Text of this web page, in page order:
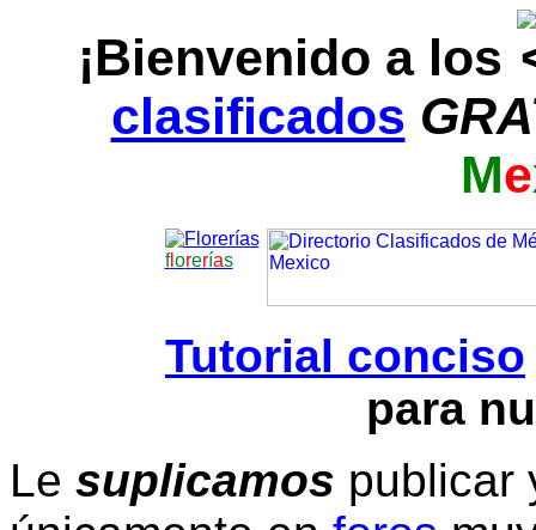
¡Bienvenido a los
clasificados
Me
florerías
Tutorial conciso
para
Le suplicamos publicar